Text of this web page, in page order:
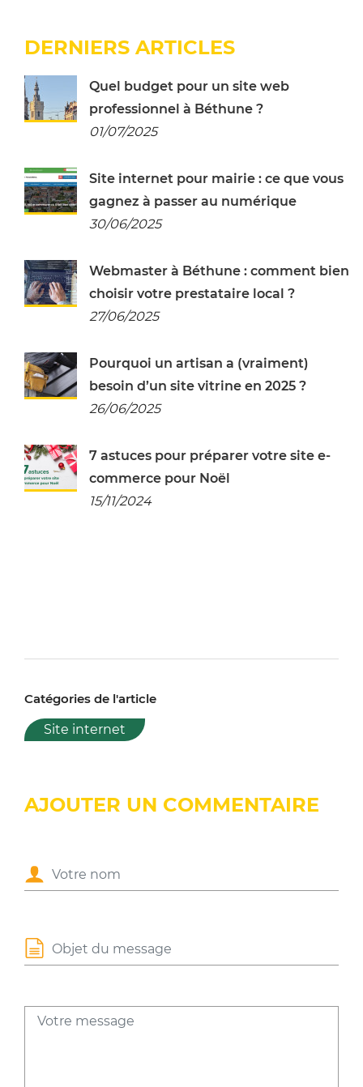
DERNIERS ARTICLES
Quel budget pour un site web
professionnel à Béthune ?
01/07/2025
Site internet pour mairie : ce que vous
gagnez à passer au numérique
30/06/2025
Webmaster à Béthune : comment bien
choisir votre prestataire local ?
27/06/2025
Pourquoi un artisan a (vraiment)
besoin d’un site vitrine en 2025 ?
26/06/2025
7 astuces pour préparer votre site e-
commerce pour Noël
15/11/2024
Catégories de l'article
Site internet
AJOUTER UN COMMENTAIRE